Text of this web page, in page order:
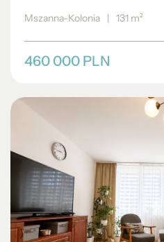
Mszanna-Kolonia | 131 m²
460 000 PLN